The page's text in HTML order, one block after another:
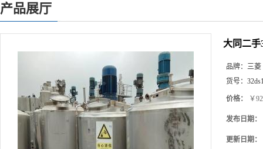
产品展厅
大同二
品牌： 三菱
货号：
价格： ￥
发布日期：
更新日期：